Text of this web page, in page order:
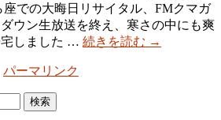
での大晦日リサイタル、FMクマガ
ウン生放送を終え、寒さの中にも爽
しました … 続きを読む →
パーマリンク